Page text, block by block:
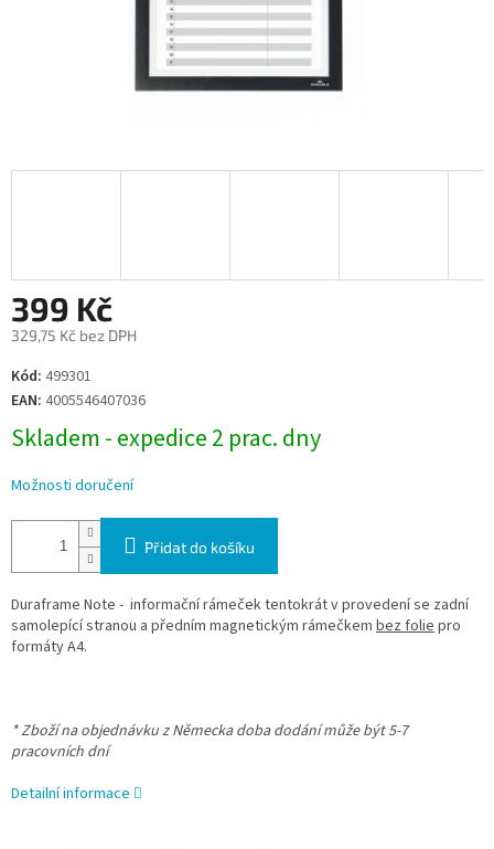
399 Kč
329,75 Kč bez DPH
Měrná
cena:
Kód: 499301
EAN: 4005546407036
Skladem - expedice 2 prac. dny
Možnosti doručení
Přidat do košíku
Duraframe Note - informační rámeček tentokrát v provedení se zadní
samolepící stranou a předním magnetickým rámečkem bez foliepro
formáty A4.
* Zboží na objednávku z Německa doba dodání může být 5-7
pracovních dní
Detailní informace